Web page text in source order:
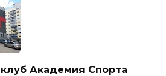
Академия Спорта